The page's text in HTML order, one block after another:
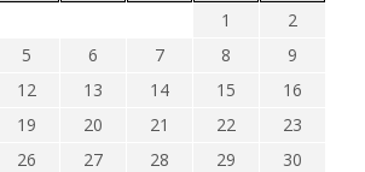
1
2
5 6 7 8
9
12 13 14 15
16
19 20 21 22
23
26 27 28 29
30